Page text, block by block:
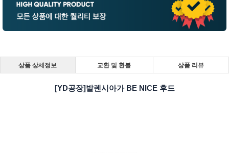
상품 상세정보 교환 및 환불 상품 리뷰
[YD공장]발렌시아가 BE NICE 후드